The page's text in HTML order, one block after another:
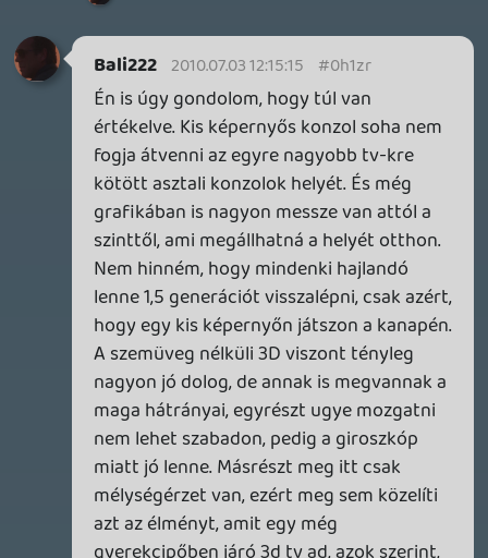
A zeldához hozzá szólva: olvasni lehetett
olyat,hogy csak az E3 miatt csinálták azt a
techdemót,hogy mégis mutassanak
valamit,hogyis képzelik az írányítást,és a
kiprobálható pálya valószínűleg benne
sem lesz a végleges játékban
☠️ 1ne 2010.07.02 21:27:32 #0h1zh
iTunes-ra is hamar felraktátok köszi.
Charlie64 2010.07.02 21:10:50 #0h1zg
Ezt hétfőn fogom meghallgatni, amikor
elkísérem anyumat a kórházba 🙂
Karez 2010.07.02 20:55:31 #0h1zf
Robotmajom for president!
Akinek meg nem tetszik ott a kijárat
jobbra. 😛
csavar 2010.07.02 20:35:24 #0h1ze